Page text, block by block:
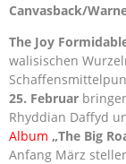
Canvasback/
The Joy
walisischen
25. Februar
Rhyddian Daffyd
Album „The Big
Anfang März